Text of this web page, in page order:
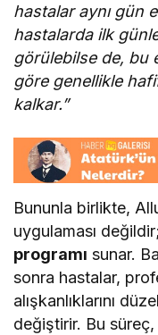
hastalar aynı gün
hastalarda ilk
görülebilse de, bu
göre genellikle
kalkar.”
Bununla birlikte,
uygulaması değildir;
programı sunar.
sonra hastalar,
alışkanlıklarını
değiştirir. Bu